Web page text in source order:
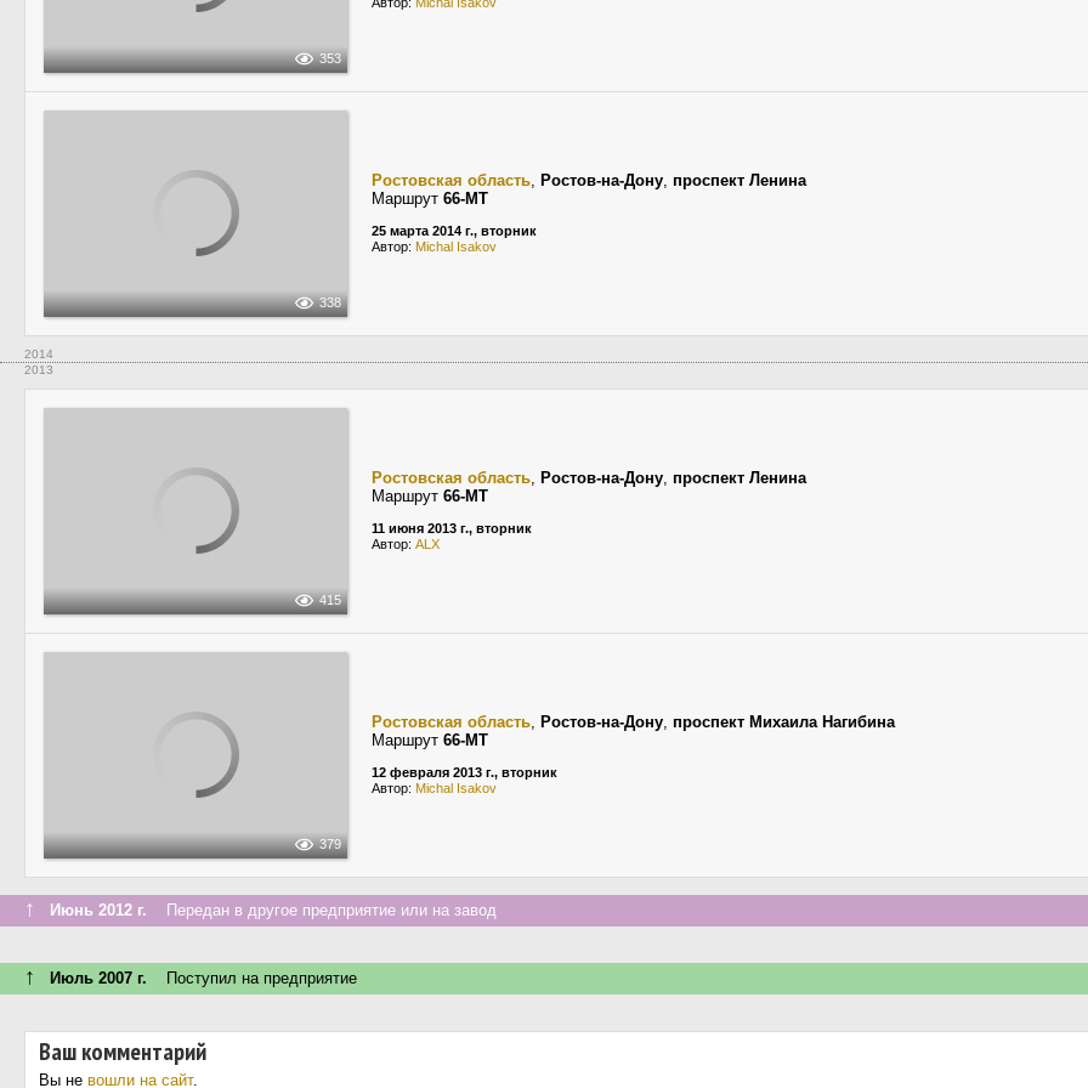
353
338
Ростовская область, Ростов-на-Дону, проспект Ленина
Маршрут 66-МТ
25 марта 2014 г., вторник
Автор: Michal Isakov
2014
2013
415
Ростовская область, Ростов-на-Дону, проспект Ленина
Маршрут 66-МТ
11 июня 2013 г., вторник
Автор: ALX
379
Ростовская область, Ростов-на-Дону, проспект Михаила Нагибина
Маршрут 66-МТ
12 февраля 2013 г., вторник
Автор: Michal Isakov
↑ Июнь 2012 г. Передан в другое предприятие или на завод
↑ Июль 2007 г. Поступил на предприятие
Ваш комментарий
Вы не вошли на сайт.